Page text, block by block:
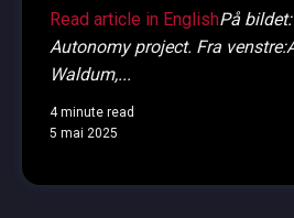
Read article in EnglishPå
Autonomy project. Fra
Waldum,...
4 minute read
5 mai 2025